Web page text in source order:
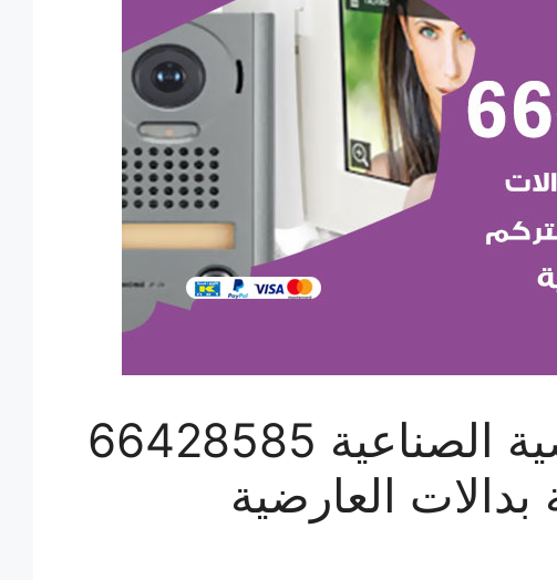
فني بدالات العارضية الصناعية 66428585
العارضية